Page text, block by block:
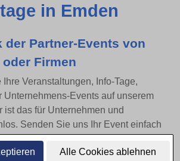
Alle Cookies ablehnen
in Emden
der Partner-Events von
Firmen
Veranstaltungen, Info-Tage,
Unternehmens-Events auf unserem
ist das für Unternehmen und
Senden Sie uns Ihr Event einfach